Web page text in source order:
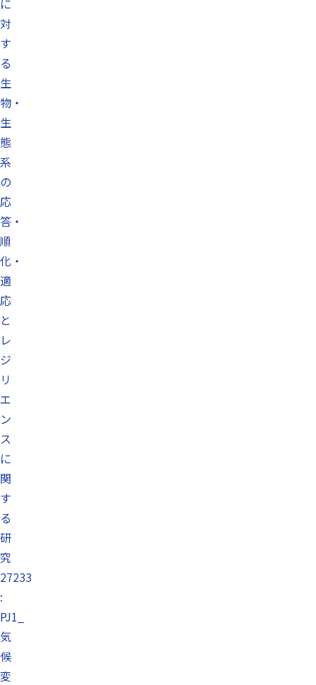
に
対
す
る
生
物・
生
態
系
の
応
答・
順
化・
適
応
と
レ
ジ
リ
エ
ン
ス
に
関
す
る
研
究
27233
:
PJ1_
気
候
変